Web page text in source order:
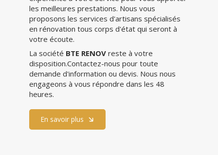
les meilleures prestations. Nous vous
proposons les services d'artisans spécialisés
en rénovation tous corps d'état qui seront à
votre écoute.
La société BTE RENOV reste à votre
disposition.Contactez-nous pour toute
demande d'information ou devis. Nous nous
engageons à vous répondre dans les 48
heures.
En savoir plus